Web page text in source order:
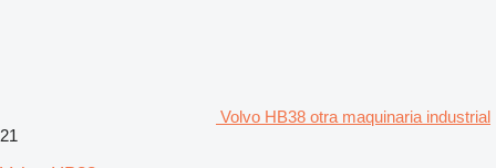
Volvo HB38 otra maquinaria industrial
21